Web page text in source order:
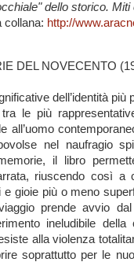
dello storico. Miti
collana: http://
DEL NOVECENTO
dell’identità
le più
all’uomo
nel naufragio
il libro
riuscendo così a
e gioie più o meno
prende avvio
ineludibile
alla violenza
soprattutto per le